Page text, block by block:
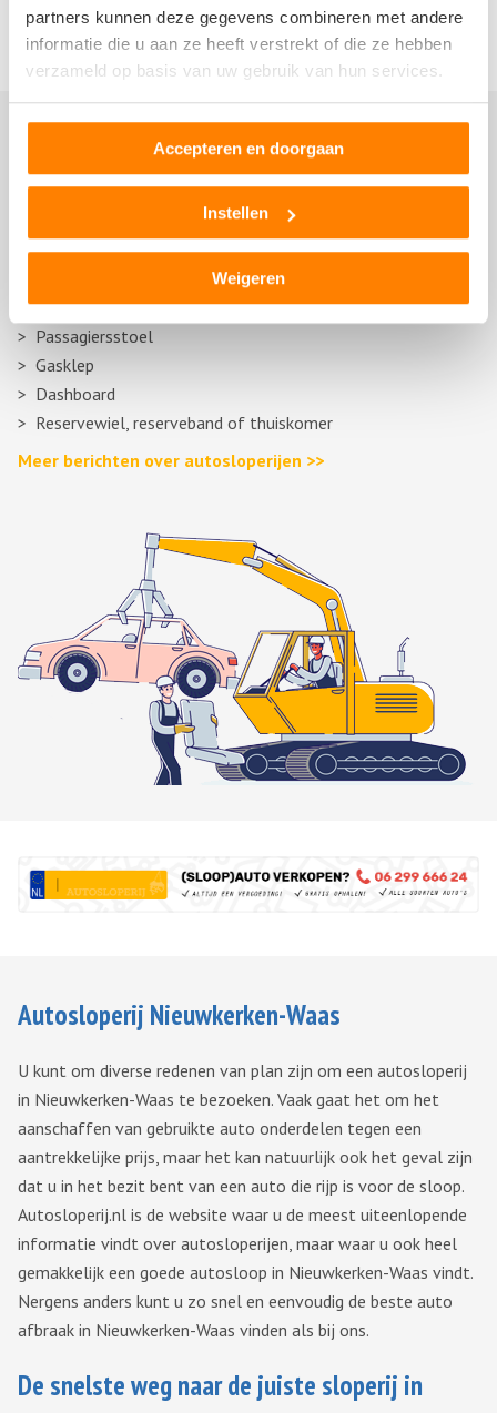
partners kunnen deze gegevens combineren met andere
informatie die u aan ze heeft verstrekt of die ze hebben
verzameld op basis van uw gebruik van hun services.
Accepteren en doorgaan
Instellen
Weigeren
Zele
Autosloperij informatie
(Stroom)verdeler
Zonneklep
Portier
Passagiersstoel
Gasklep
Dashboard
Reservewiel, reserveband of thuiskomer
Meer berichten over autosloperijen >>
Autosloperij Nieuwkerken-Waas
U kunt om diverse redenen van plan zijn om een autosloperij
in Nieuwkerken-Waas te bezoeken. Vaak gaat het om het
aanschaffen van gebruikte auto onderdelen tegen een
aantrekkelijke prijs, maar het kan natuurlijk ook het geval zijn
dat u in het bezit bent van een auto die rijp is voor de sloop.
Autosloperij.nl is de website waar u de meest uiteenlopende
informatie vindt over autosloperijen, maar waar u ook heel
gemakkelijk een goede autosloop in Nieuwkerken-Waas vindt.
Nergens anders kunt u zo snel en eenvoudig de beste auto
afbraak in Nieuwkerken-Waas vinden als bij ons.
De snelste weg naar de juiste sloperij in